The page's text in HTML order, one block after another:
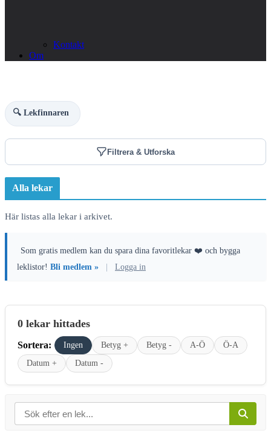
Kontakt
Om
🔍 Lekfinnaren
Filtrera & Utforska
Alla lekar
Här listas alla lekar i arkivet.
Som gratis medlem kan du spara dina favoritlekar ❤️ och bygga
leklistor! Bli medlem » Logga in
0 lekar hittades
Sortera: Ingen Betyg + Betyg - A-Ö
Ö-A
Datum +
Datum -